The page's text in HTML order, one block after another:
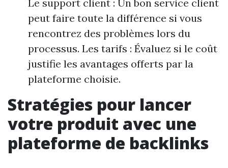
Le support client : Un bon service client
peut faire toute la différence si vous
rencontrez des problèmes lors du
processus. Les tarifs : Évaluez si le coût
justifie les avantages offerts par la
plateforme choisie.
Stratégies pour lancer
votre produit avec une
plateforme de backlinks